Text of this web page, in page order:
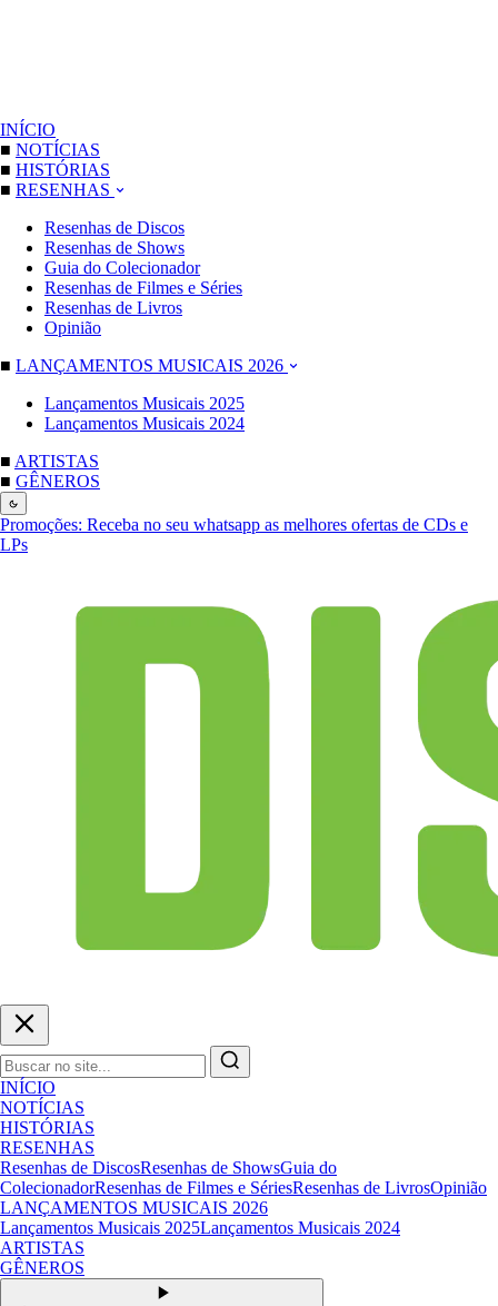
INÍCIO
■ NOTÍCIAS
■ HISTÓRIAS
■ RESENHAS
Resenhas de Discos
Resenhas de Shows
Guia do Colecionador
Resenhas de Filmes e Séries
Resenhas de Livros
Opinião
■ LANÇAMENTOS MUSICAIS 2026
Lançamentos Musicais 2025
Lançamentos Musicais 2024
■ ARTISTAS
■ GÊNEROS
Promoções: Receba no seu whatsapp as melhores ofertas de CDs e
LPs
INÍCIO
NOTÍCIAS
HISTÓRIAS
RESENHAS
Resenhas de DiscosResenhas de ShowsGuia do
ColecionadorResenhas de Filmes e SériesResenhas de LivrosOpinião
LANÇAMENTOS MUSICAIS 2026
Lançamentos Musicais 2025Lançamentos Musicais 2024
ARTISTAS
GÊNEROS